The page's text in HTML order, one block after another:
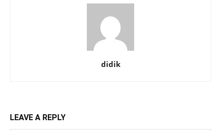
didik
LEAVE A REPLY